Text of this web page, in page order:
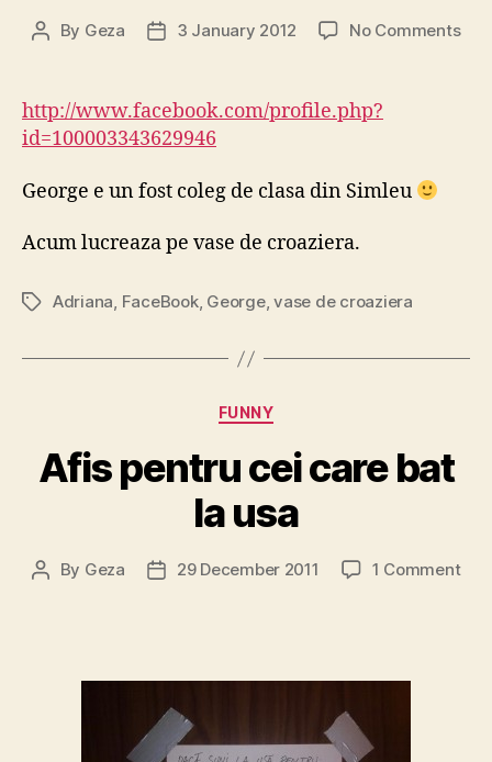
Post
By Geza
Post3 January 2012 No Commentson
http://www.facebook.com/profile.php?
id=100003343629946
George e un fost coleg de clasa din Simleu
Acum lucreaza pe vase de croaziera.
TagsAdriana, FaceBook, George,vase de croaziera
Categories
FUNNY
Afis pentru cei care bat
la usa
Post
By Geza
Post29 December 2011 1 Commenton